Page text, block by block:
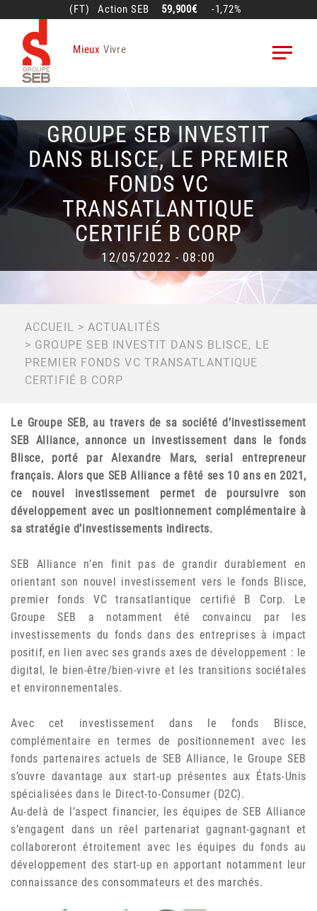
contenu
principal
(FT) ActionSEB 59,900€ -1,72%
Mieux Vivre
GROUPE SEB INVESTIT
DANS BLISCE, LE PREMIER
FONDS VC
TRANSATLANTIQUE
CERTIFIÉ B CORP
12/05/2022 - 08:00
FIL
D'ARIANE
ACCUEIL
ACTUALITÉS
GROUPE SEB INVESTIT DANS BLISCE, LE
PREMIER FONDS VC TRANSATLANTIQUE
CERTIFIÉ B CORP
Le Groupe SEB, au travers de sa société d’investissement
SEB Alliance, annonce un investissement dans le fonds
Blisce, porté par Alexandre Mars, serial entrepreneur
français. Alors que SEB Alliance a fêté ses 10 ans en 2021,
ce nouvel investissement permet de poursuivre son
développement avec un positionnement complémentaire à
sa stratégie d’investissements indirects.
SEB Alliance n’en finit pas de grandir durablement en
orientant son nouvel investissement vers le fonds Blisce,
premier fonds VC transatlantique certifié B Corp. Le
Groupe SEB a notamment été convaincu par les
investissements du fonds dans des entreprises à impact
positif, en lien avec ses grands axes de développement : le
digital, le bien-être/bien-vivre et les transitions sociétales
et environnementales.
Avec cet investissement dans le fonds Blisce,
complémentaire en termes de positionnement avec les
fonds partenaires actuels de SEB Alliance, le Groupe SEB
s’ouvre davantage aux start-up présentes aux États-Unis
spécialisées dans le Direct-to-Consumer (D2C).
Au-delà de l’aspect financier, les équipes de SEB Alliance
s’engagent dans un réel partenariat gagnant-gagnant et
collaboreront étroitement avec les équipes du fonds au
développement des start-up en apportant notamment leur
connaissance des consommateurs et des marchés.